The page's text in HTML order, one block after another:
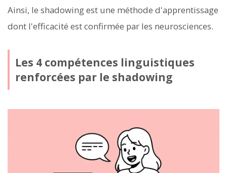
Ainsi, le shadowing est une méthode d'apprentissage
dont l'efficacité est confirmée par les neurosciences.
Les 4 compétences linguistiques
renforcées par le shadowing